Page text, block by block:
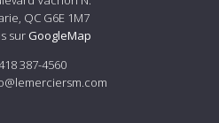
QC G6E 1M7
sur GoogleMap
387-4560